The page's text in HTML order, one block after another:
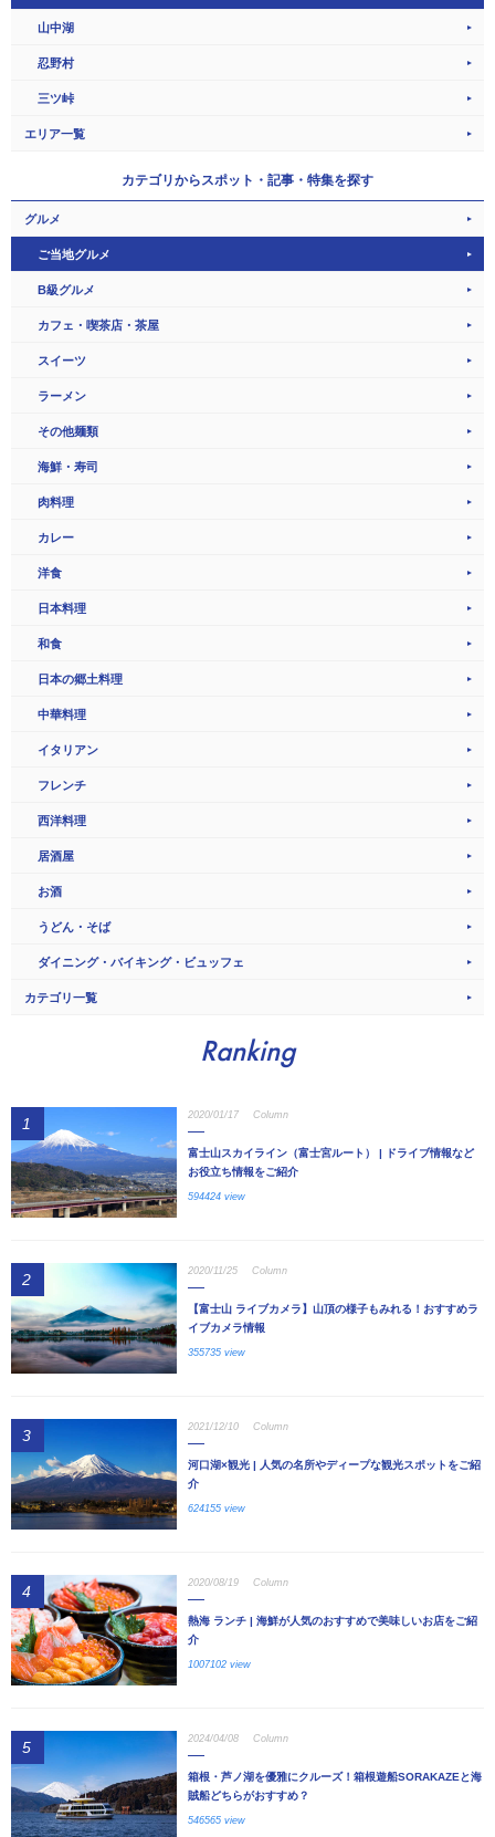
山中湖
忍野村
三ツ峠
エリア一覧
カテゴリからスポット・記事・特集を探す
グルメ
ご当地グルメ
B級グルメ
カフェ・喫茶店・茶屋
スイーツ
ラーメン
その他麺類
海鮮・寿司
肉料理
カレー
洋食
日本料理
和食
日本の郷土料理
中華料理
イタリアン
フレンチ
西洋料理
居酒屋
お酒
うどん・そば
ダイニング・バイキング・ビュッフェ
カテゴリ一覧
Ranking
1 2020/01/17 Column
富士山スカイライン（富士宮ルート） | ドライブ情報など
お役立ち情報をご紹介
594424 view
2 2020/11/25 Column
【富士山 ライブカメラ】山頂の様子もみれる！おすすめラ
イブカメラ情報
355735 view
3 2021/12/10 Column
河口湖×観光 | 人気の名所やディープな観光スポットをご紹
介
624155 view
4 2020/08/19 Column
熱海 ランチ | 海鮮が人気のおすすめで美味しいお店をご紹
介
1007102 view
5 2024/04/08 Column
箱根・芦ノ湖を優雅にクルーズ！箱根遊船SORAKAZEと海
賊船どちらがおすすめ？
546565 view